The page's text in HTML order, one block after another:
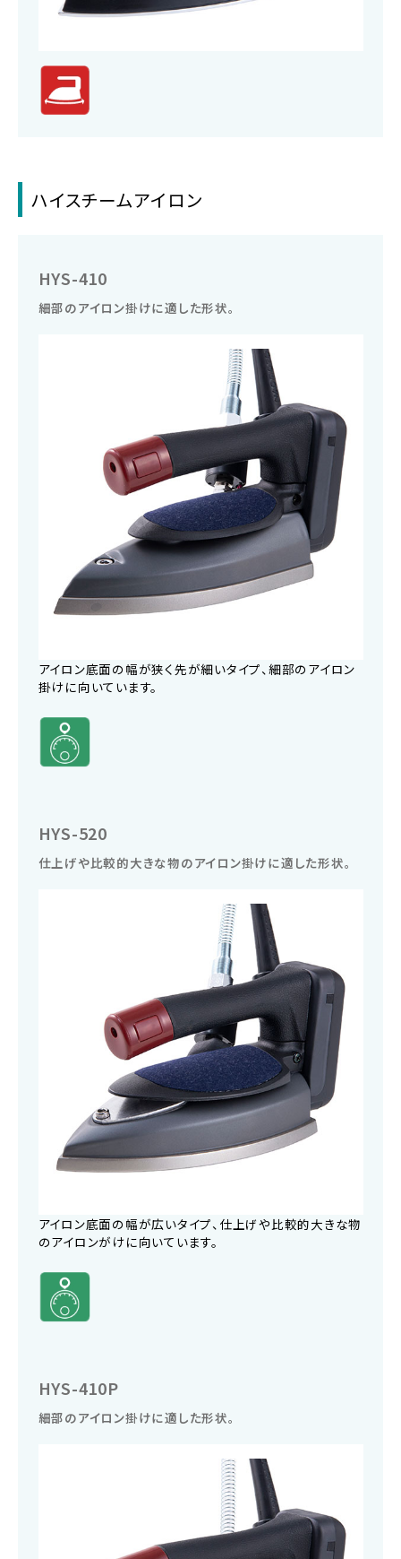
ハイスチームアイロン
HYS-410
細部のアイロン掛けに適した形状。
アイロン底面の幅が狭く先が細いタイプ、細部のアイロン
掛けに向いています。
HYS-520
仕上げや比較的大きな物のアイロン掛けに適した形状。
アイロン底面の幅が広いタイプ、仕上げや比較的大きな物
のアイロンがけに向いています。
HYS-410P
細部のアイロン掛けに適した形状。